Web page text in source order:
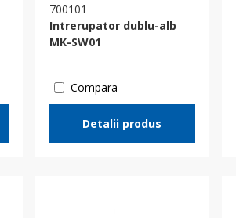
700101
Intrerupator dublu-alb
MK-SW01
Compara
Detalii produs